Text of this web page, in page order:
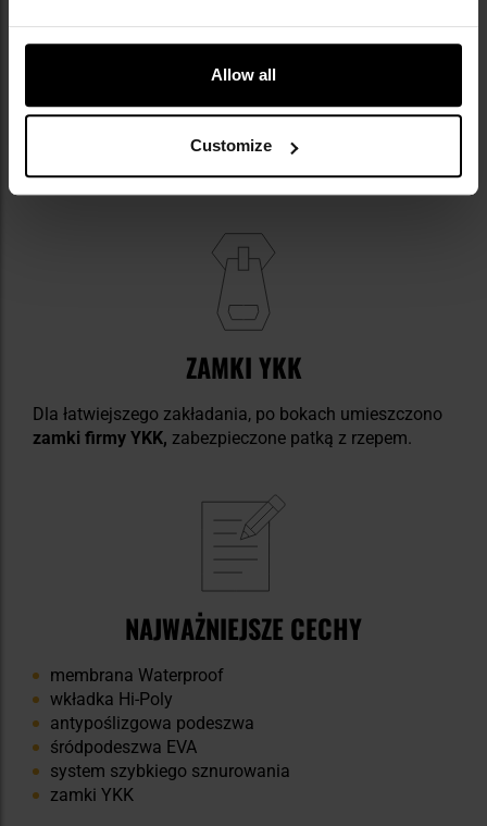
Allow all
Customize
ZAMKI YKK
Dla łatwiejszego zakładania, po bokach umieszczono
zamki firmy YKK, zabezpieczone patką z rzepem.
NAJWAŻNIEJSZE CECHY
membrana Waterproof
wkładka Hi-Poly
antypoślizgowa podeszwa
śródpodeszwa EVA
system szybkiego sznurowania
zamki YKK